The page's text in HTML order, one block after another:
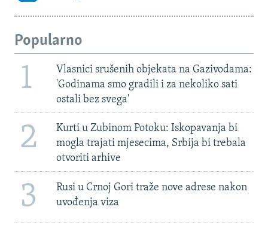
Popularno
1
Vlasnici srušenih objekata na Gazivodama:
'Godinama smo gradili i za nekoliko sati
ostali bez svega'
2
Kurti u Zubinom Potoku: Iskopavanja bi
mogla trajati mjesecima, Srbija bi trebala
otvoriti arhive
3
Rusi u Crnoj Gori traže nove adrese nakon
uvođenja viza